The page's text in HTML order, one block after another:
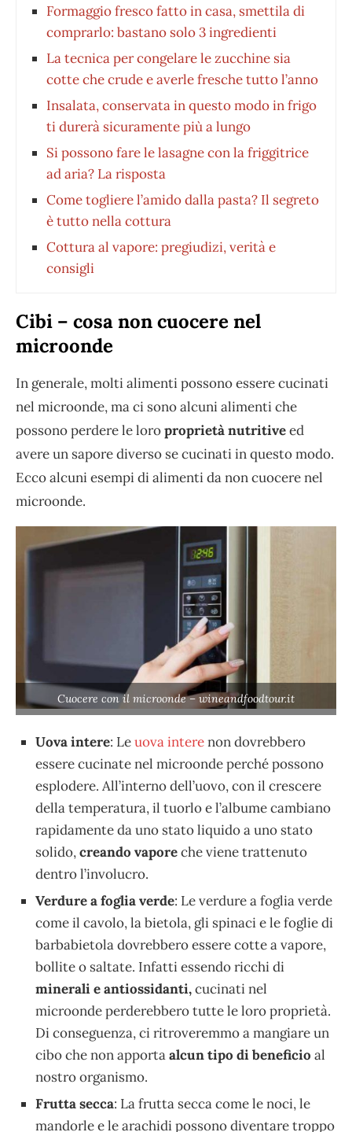
Formaggio fresco fatto in casa, smettila di
comprarlo: bastano solo 3 ingredienti
La tecnica per congelare le zucchine sia
cotte che crude e averle fresche tutto l’anno
Insalata, conservata in questo modo in frigo
ti durerà sicuramente più a lungo
Si possono fare le lasagne con la friggitrice
ad aria? La risposta
Come togliere l’amido dalla pasta? Il segreto
è tutto nella cottura
Cottura al vapore: pregiudizi, verità e
consigli
Cibi – cosa non cuocere nel
microonde
In generale, molti alimenti possono essere cucinati
nel microonde, ma ci sono alcuni alimenti che
possono perdere le loroproprietà nutritiveed
avere un sapore diverso se cucinati in questo modo.
Ecco alcuni esempi di alimenti da non cuocere nel
microonde.
Cuocere con il microonde – wineandfoodtour.it
Uova intere: Leuova interenon dovrebbero
essere cucinate nel microonde perché possono
esplodere. All’interno dell’uovo, con il crescere
della temperatura, il tuorlo e l’albume cambiano
rapidamente da uno stato liquido a uno stato
solido,creando vaporeche viene trattenuto
dentro l’involucro.
Verdure a foglia verde: Le verdure a foglia verde
come il cavolo, la bietola, gli spinaci e le foglie di
barbabietola dovrebbero essere cotte a vapore,
bollite o saltate. Infatti essendo ricchi di
minerali e antiossidanti,cucinati nel
microonde perderebbero tutte le loro proprietà.
Di conseguenza, ci ritroveremmo a mangiare un
cibo che non apportaalcun tipo di beneficio al
nostro organismo.
Frutta secca: La frutta secca come le noci, le
mandorle e le arachidi possono diventare troppo